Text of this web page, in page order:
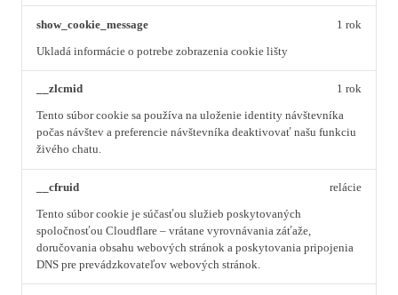
show_cookie_message
Ukladá informácie o potrebe zobrazenia cookie lišty
1 rok
__zlcmid
Tento súbor cookie sa používa na uloženie identity návštevníka
počas návštev a preferencie návštevníka deaktivovať našu funkciu
živého chatu.
1 rok
__cfruid
Tento súbor cookie je súčasťou služieb poskytovaných
spoločnosťou Cloudflare – vrátane vyrovnávania záťaže,
doručovania obsahu webových stránok a poskytovania pripojenia
DNS pre prevádzkovateľov webových stránok.
relácie